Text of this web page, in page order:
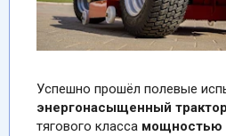
Успешно прошёл полевые
энергонасыщенный
тягового класса мощностью